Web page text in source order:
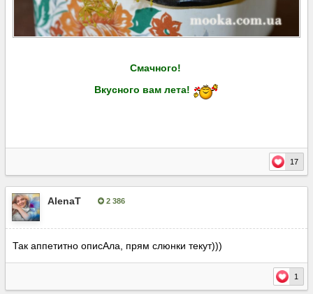
Смачного!
Вкусного вам лета!
17
AlenaT 2 386
Так аппетитно описАла, прям слюнки текут)))
1